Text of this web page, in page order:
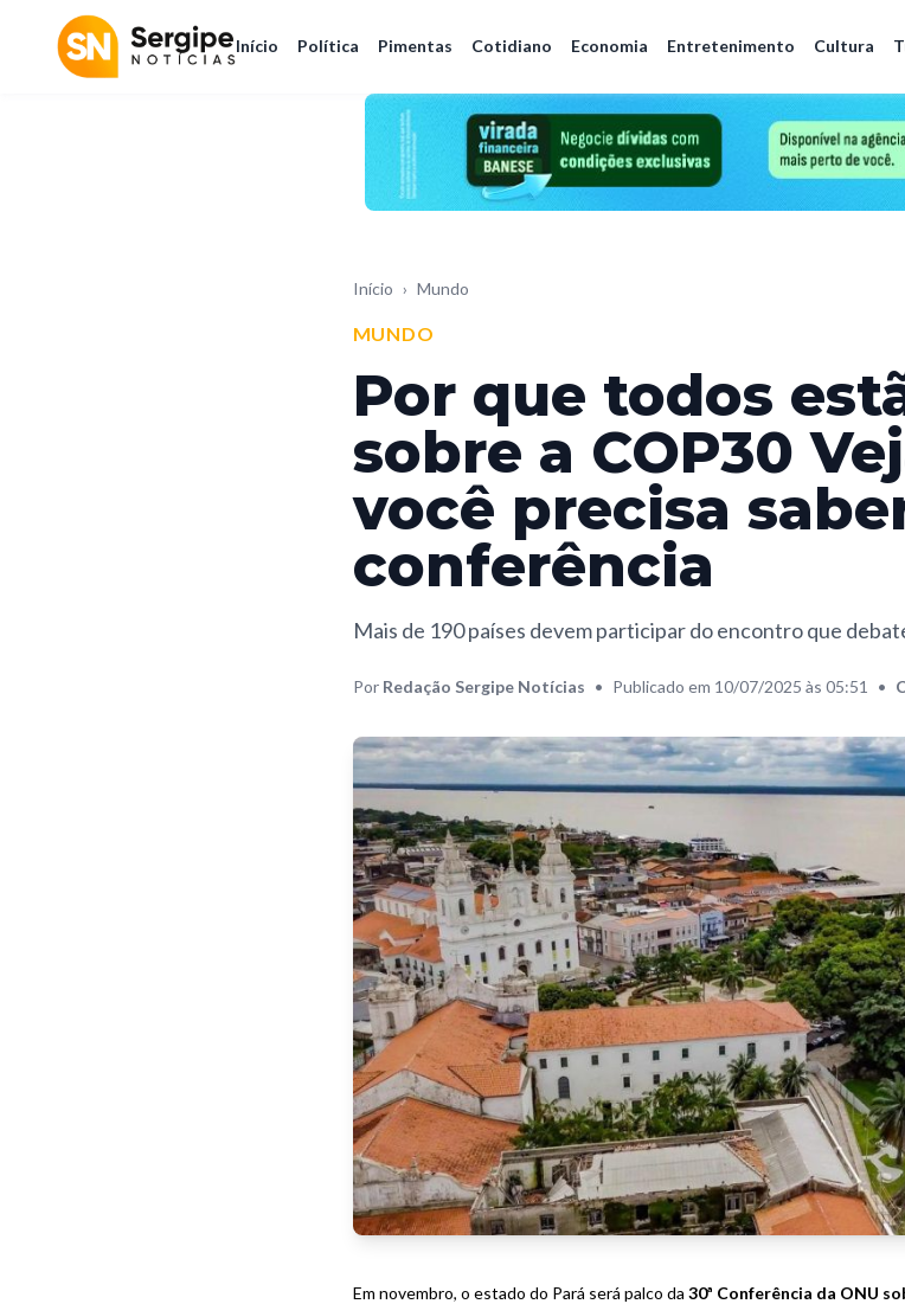
Início Política Pimentas Cotidiano Economia Entretenimento Cultura
Início › Mundo
MUNDO
Por que todos
sobre a COP30
você precisa
conferência
Mais de 190 países devem participar do encontro que
Por Redação Sergipe Notícias • Publicado em 10/07/2025 às 05:51 •
Em novembro, o estado do Pará será palco da 30ª Conferência da ONU